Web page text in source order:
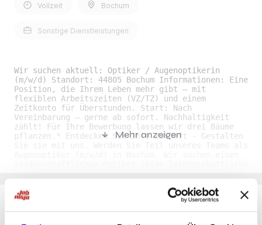
Vollzeit Bochum
Sonstige Dienstleistungen
Wir suchen aktuell: Optiker / Augenoptikerin
(m/w/d) Standort: 44805 Bochum Informationen: Eine
Position, die Ihrem Leben mehr gibt – mit
flexiblen Arbeitszeiten (VZ/TZ) und einem
Zeitkonto für Überstunden. Start: Nach
Vereinbarung – gerne ab sofort. Nachhaltigkeit
zählt! Für Ihre Bewerbung lassen wir drei Bäume
pflanzen.* Entdecken Sie Ihre Zukunft - Gestalten
ist dynamisch, wachstumsorientiert und stellt
seine Mitarbeiterinnen und Kundinnen in den
Mittelpunkt. Diese Philosophie und eine
herausragende Produktpalette eröffnen Ihnen
Mehr anzeigen